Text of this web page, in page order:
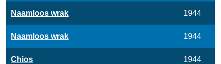
Naamloos wrak 1944
Naamloos wrak 1944
Chios 1944